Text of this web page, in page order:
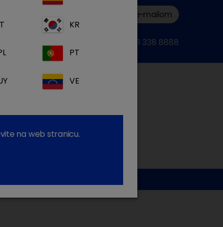
Podnesite zahtjev e-mailom
ili nazovite:+385 1 338 8888
KR
PT
VE
na web stranicu.